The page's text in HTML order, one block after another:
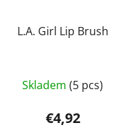
L.A. Girl Lip Brush
Skladem(5 pcs)
€4,92